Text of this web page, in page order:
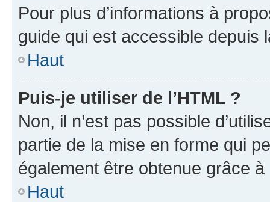
Pour plus d’informations à
guide qui est accessible depuis
Haut
Puis-je utiliser de l’HTML ?
Non, il n’est pas possible
partie de la mise en forme qui
également être obtenue grâce à
Haut